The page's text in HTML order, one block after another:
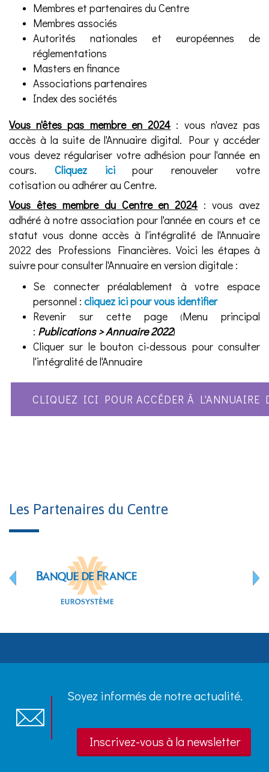
Membres et partenaires du Centre
Membres associés
Autorités nationales et européennes de
réglementations
Masters en finance
Associations partenaires
Index des sociétés
Vous n'êtes pas membre en 2024 : vous n'avez pas
accès à la suite de l'Annuaire digital. Pour y accéder
vous devez régulariser votre adhésion pour l'année en
cours.
Cliquez ici
pour renouveler votre
cotisation ou adhérer au Centre.
Vous êtes membre du Centre en 2024 : vous avez
adhéré à notre association pour l'année en cours et ce
statut vous donne accès à l'intégralité de l'Annuaire
2022 des Professions Financières. Voici les étapes à
suivre pour consulter l'Annuaire en version digitale :
Se connecter préalablement à votre espace
personnel : cliquez ici pour vous identifier
Revenir sur cette page (Menu principal
: Publications > Annuaire 2022)
Cliquer sur le bouton ci-dessous pour consulter
l'intégralité de l'Annuaire
CLIQUEZ ICI POUR ACCÉDER À L'ANNUAIRE
Les Partenaires du Centre
Soyez informés de notre actualité.
Inscrivez-vous à la newsletter